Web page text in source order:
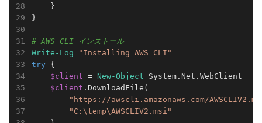
    }
}
# AWS CLI インストール
Write-Log
"Installing AWS CLI"
try {
$client = New-Object System.Net.WebClient
$client .DownloadFile(
"https://awscli.amazonaws.com/
"C:\temp\AWSCLIV2.msi"